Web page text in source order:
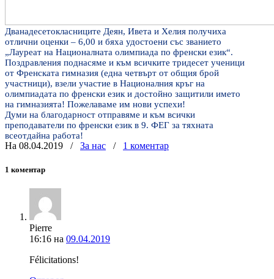
Дванадесетокласниците Деян, Ивета и Хелия получиха
отлични оценки – 6,00 и бяха удостоени със званието
„Лауреат на Националната олимпиада по френски език“.
Поздравления поднасяме и към всичките тридесет ученици
от Френската гимназия (една четвърт от общия брой
участници), взели участие в Националния кръг на
олимпиадата по френски език и достойно защитили името
на гимназията! Пожелаваме им нови успехи!
Думи на благодарност отправяме и към всички
преподаватели по френски език в 9. ФЕГ за тяхната
всеотдайна работа!
На 08.04.2019
/ За нас / 1 коментар
1 коментар
Pierre
16:16 на 09.04.2019
Félicitations!